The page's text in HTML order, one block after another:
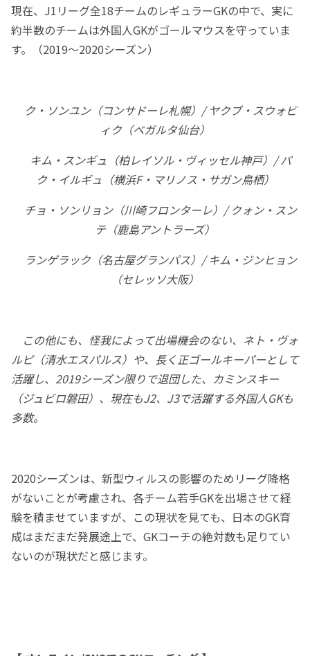
現在、J1リーグ全18チームのレギュラーGKの中で、実に
約半数のチームは外国人GKがゴールマウスを守っていま
す。（2019〜2020シーズン）
ク・ソンユン（コンサドーレ札幌）/ ヤクブ・スウォビ
ィク（ベガルタ仙台）
キム・スンギュ（柏レイソル・ヴィッセル神戸）/ パ
ク・イルギュ（横浜F・マリノス・サガン鳥栖）
チョ・ソンリョン（川崎フロンターレ）/ クォン・スン
テ（鹿島アントラーズ）
ランゲラック（名古屋グランパス）/ キム・ジンヒョン
（セレッソ大阪）
この他にも、怪我によって出場機会のない、ネト・ヴォ
ルピ（清水エスパルス）や、長く正ゴールキーパーとして
活躍し、2019シーズン限りで退団した、カミンスキー
（ジュビロ磐田）、現在もJ2、J3で活躍する外国人GKも
多数。
2020シーズンは、新型ウィルスの影響のためリーグ降格
がないことが考慮され、各チーム若手GKを出場させて経
験を積ませていますが、この現状を見ても、日本のGK育
成はまだまだ発展途上で、GKコーチの絶対数も足りてい
ないのが現状だと感じます。